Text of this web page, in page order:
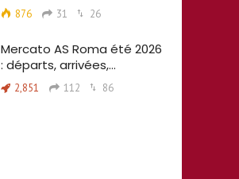
876 31 26
Mercato AS Roma été 2026
: départs, arrivées,…
2,851 112 86